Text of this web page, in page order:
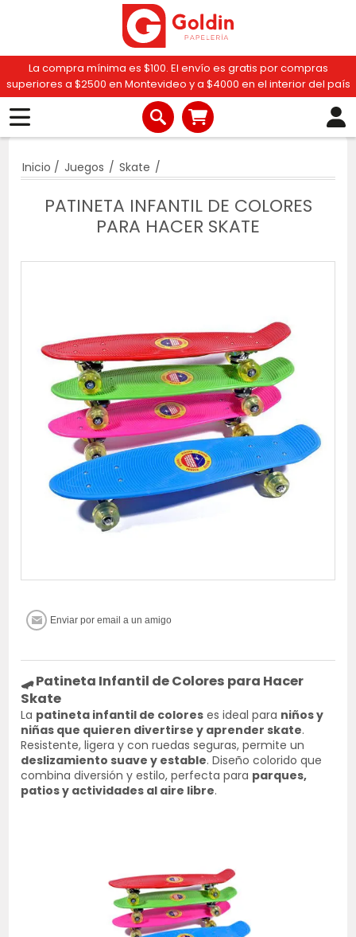
La compra mínima es $100. El envío es gratis por compras
superiores a $2500 en Montevideo y a $4000 en el interior del país
Inicio / Juegos / Skate /
PATINETA INFANTIL DE COLORES
PARA HACER SKATE
🛹Patineta Infantil de Colores para Hacer
Skate
La patineta infantil de colores es ideal para niños y
niñas que quieren divertirse y aprender skate.
Resistente, ligera y con ruedas seguras, permite un
deslizamiento suave y estable. Diseño colorido que
combina diversión y estilo, perfecta para parques,
patios y actividades al aire libre.